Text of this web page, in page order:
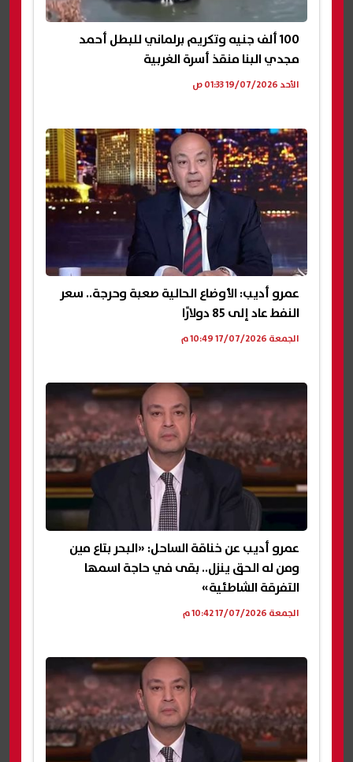
100 ألف جنيه وتكريم برلماني للبطل أحمد
مجدي البنا منقذ أسرة الغربية
الأحد 19/07/2026 01:33 ص
عمرو أديب: الأوضاع الحالية صعبة وحرجة.. سعر
النفط عاد إلى 85 دولارًا
الجمعة 17/07/2026 10:49 م
عمرو أديب عن خناقة الساحل: «البحر بتاع مين
ومن له الحق ينزل.. بقى في حاجة اسمها
التفرقة الشاطئية»
الجمعة 17/07/2026 10:42 م